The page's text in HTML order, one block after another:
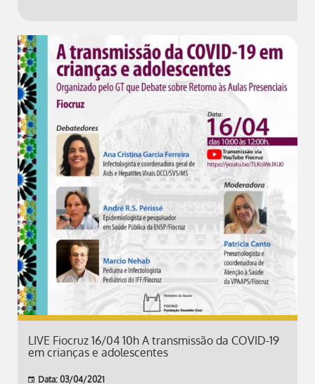
LIVE Fiocruz 16/04 10h A transmissão da COVID-19
em crianças e adolescentes
Data: 03/04/2021